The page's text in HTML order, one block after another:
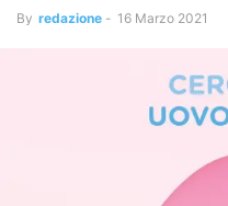
By redazione - 16 Marzo 2021